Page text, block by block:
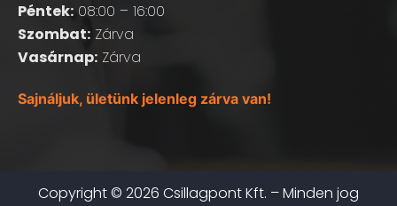
Péntek: 08:00 – 16:00
Szombat: Zárva
Vasárnap: Zárva
Sajnáljuk, ületünk jelenleg zárva van!
Copyright © 2026 Csillagpont Kft. – Minden jog